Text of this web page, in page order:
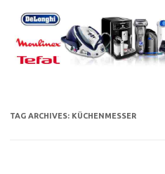
content
TAG ARCHIVES: KÜCHENMESSER